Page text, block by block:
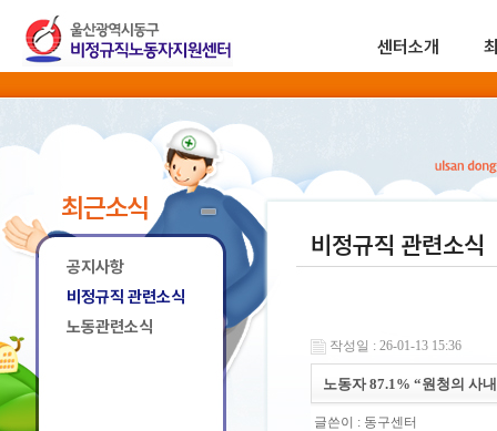
센터소개
최근소식
공지사항
비정규직 관련소식
노동관련소식
비정규직 관련소식
작성일 : 26-01-13 15:36
노동자 87.1% “원청의 사
글쓴이 : 동구센터